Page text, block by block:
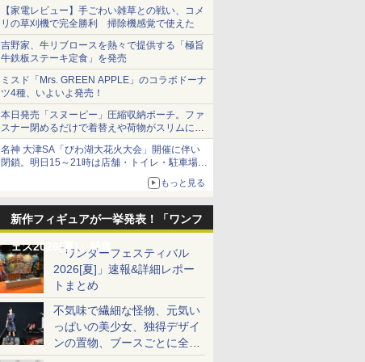
【家電レビュー】手ごわい雑草との戦い、コメ
リの草刈機で完全勝利 掃除機感覚で使えた
吉野家、牛リブロースを熱々で提供する「極旨
牛鉄板ステーキ定食」を発売
ミスド「Mrs. GREEN APPLE」のコラボドーナ
ツ4種、いよいよ発売！
本日発売「スヌーピー」圧縮収納ポーチ。ファ
スナー閉めるだけで着替えや荷物がスリムにま
とまる
名神 大津SA「びわ湖大花火大会」開催に伴い
閉鎖。明日15～21時は店舗・トイレ・駐車場の
もっと見る
新作フィギュアが一挙発表！「ワンフ
ェス2026[夏]」特集「ワンダーフェスティバル
2026[夏]」速報&詳細レポー
トまとめ
不気味で繊細な怪物、元気い
っぱいの美少女、独得デザイ
ンの置物、ブースごとに全く
異なる世界が広がる一般ディ